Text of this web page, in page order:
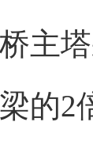
塔
的2